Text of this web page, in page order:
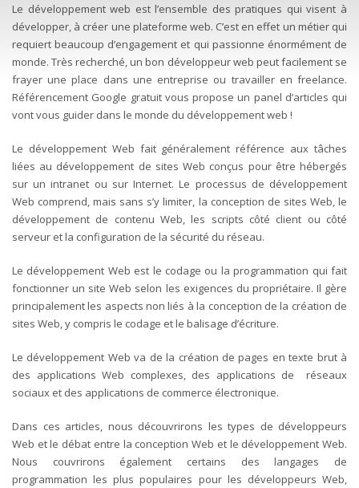
Le développement web est l’ensemble des pratiques qui visent à
développer, à créer une plateforme web. C’est en effet un métier qui
requiert beaucoup d’engagement et qui passionne énormément de
monde. Très recherché, un bon développeur web peut facilement se
frayer une place dans une entreprise ou travailler en freelance.
Référencement Google gratuit vous propose un panel d’articles qui
vont vous guider dans le monde du développement web !
Le développement Web fait généralement référence aux tâches
liées au développement de sites Web conçus pour être hébergés
sur un intranet ou sur Internet. Le processus de développement
Web comprend, mais sans s’y limiter, la conception de sites Web, le
développement de contenu Web, les scripts côté client ou côté
serveur et la configuration de la sécurité du réseau.
Le développement Web est le codage ou la programmation qui fait
fonctionner un site Web selon les exigences du propriétaire. Il gère
principalement les aspects non liés à la conception de la création de
sites Web, y compris le codage et le balisage d’écriture.
Le développement Web va de la création de pages en texte brut à
des applications Web complexes, des applications de réseaux
sociaux et des applications de commerce électronique.
Dans ces articles, nous découvrirons les types de développeurs
Web et le débat entre la conception Web et le développement Web.
Nous couvrirons également certains des langages de
programmation les plus populaires pour les développeurs Web,